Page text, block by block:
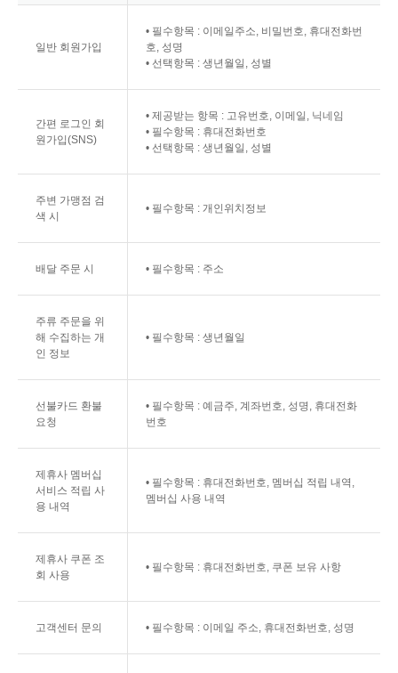
일반 회원가입
• 필수항목 : 이메일주소, 비밀번호, 휴대전화번
호, 성명
• 선택항목 : 생년월일, 성별
간편 로그인 회
원가입(SNS)
• 제공받는 항목 : 고유번호, 이메일, 닉네임
• 필수항목 : 휴대전화번호
• 선택항목 : 생년월일, 성별
주변 가맹점 검
색 시
• 필수항목 : 개인위치정보
배달 주문 시 • 필수항목 : 주소
주류 주문을 위
해 수집하는 개
인 정보
• 필수항목 : 생년월일
선불카드 환불
요청
• 필수항목 : 예금주, 계좌번호, 성명, 휴대전화
번호
제휴사 멤버십
서비스 적립 사
용 내역
• 필수항목 : 휴대전화번호, 멤버십 적립 내역,
멤버십 사용 내역
제휴사 쿠폰 조
회 사용
• 필수항목 : 휴대전화번호, 쿠폰 보유 사항
고객센터 문의 • 필수항목 : 이메일 주소, 휴대전화번호, 성명